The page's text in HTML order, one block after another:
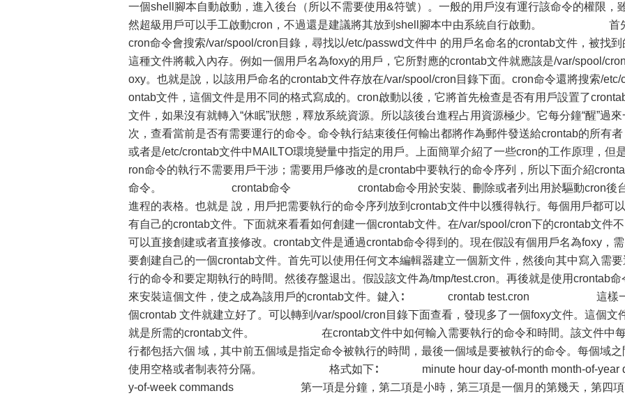
一個shell腳本自動啟動，進入後台（所以不需要使用&符號）。一般的用戶沒有運行該命令的權限，
然超級用戶可以手工啟動cron，不過還是建議將其放到shell腳本中由系統自行啟動。 首
cron命令會搜索/var/spool/cron目錄，尋找以/etc/passwd文件中 的用戶名命名的crontab文件，被找到
這種文件將載入內存。例如一個用戶名為foxy的用戶，它所對應的crontab文件就應該是/var/spool/
oxy。也就是說，以該用戶命名的crontab文件存放在/var/spool/cron目錄下面。cron命令還將搜索/etc/
ontab文件，這個文件是用不同的格式寫成的。cron啟動以後，它將首先檢查是否有用戶設置了
文件，如果沒有就轉入“休眠”狀態，釋放系統資源。所以該後台進程占用資源極少。它每分鐘“醒”過來
次，查看當前是否有需要運行的命令。命令執行結束後任何輸出都將作為郵件發送給crontab的所有者
或者是/etc/crontab文件中MAILTO環境變量中指定的用戶。上面簡單介紹了一些cron的工作原理，但
ron命令的執行不需要用戶干涉；需要用戶修改的是crontab中要執行的命令序列，所以下面介紹
命令。 crontab命令 crontab命令用於安裝、刪除或者列出用於驅動cron後
進程的表格。也就是 說，用戶把需要執行的命令序列放到crontab文件中以獲得執行。每個用戶都可以
有自己的crontab文件。下面就來看看如何創建一個crontab文件。在/var/spool/cron下的crontab文件不
可以直接創建或者直接修改。crontab文件是通過crontab命令得到的。現在假設有個用戶名為foxy，需
要創建自己的一個crontab文件。首先可以使用任何文本編輯器建立一個新文件，然後向其中寫入需要
行的命令和要定期執行的時間。然後存盤退出。假設該文件為/tmp/test.cron。再後就是使用crontab命
來安裝這個文件，使之成為該用戶的crontab文件。鍵入∶ crontab test.cron 這樣
個crontab 文件就建立好了。可以轉到/var/spool/cron目錄下面查看，發現多了一個foxy文件。這個文
就是所需的crontab文件。 在crontab文件中如何輸入需要執行的命令和時間。該文件中
行都包括六個 域，其中前五個域是指定命令被執行的時間，最後一個域是要被執行的命令。每個域之
使用空格或者制表符分隔。 格式如下∶ minute hour day-of-month month-of-year
y-of-week commands 第一項是分鐘，第二項是小時，第三項是一個月的第幾天，第四項